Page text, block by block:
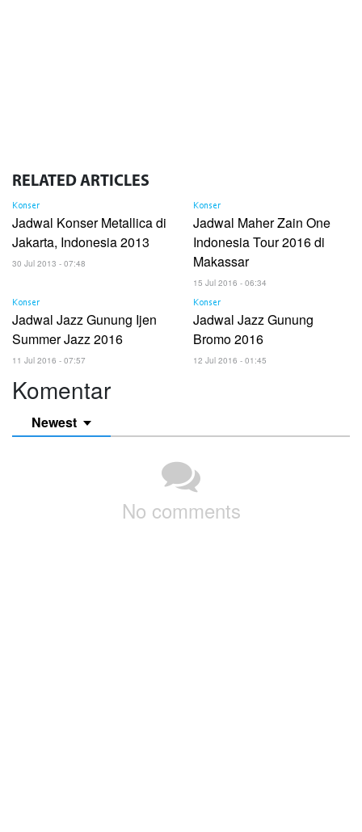
RELATED ARTICLES
Konser
Jadwal Konser Metallica di
Jakarta, Indonesia 2013
30 Jul 2013 - 07:48
Konser
Jadwal Maher Zain One
Indonesia Tour 2016 di
Makassar
15 Jul 2016 - 06:34
Konser
Jadwal Jazz Gunung Ijen
Summer Jazz 2016
11 Jul 2016 - 07:57
Konser
Jadwal Jazz Gunung
Bromo 2016
12 Jul 2016 - 01:45
Komentar
Newest
No comments